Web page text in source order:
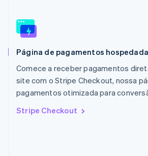
Página de pagamentos hospedada
Comece a receber pagamentos
site com o Stripe Checkout, nossa
pagamentos otimizada para
Stripe Checkout
Portugal
Português
English简体中文
Reino Unido
English
República Tcheca
English
English